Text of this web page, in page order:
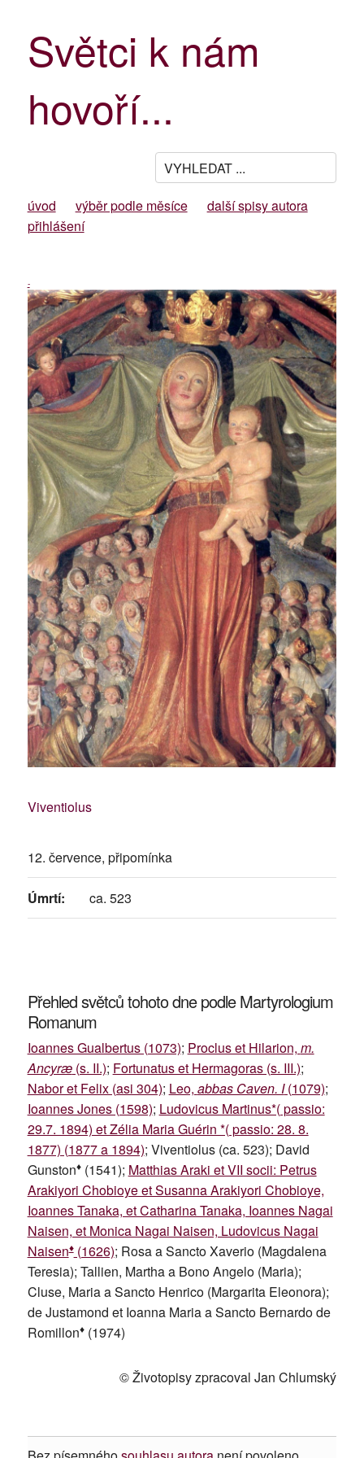
Světci k nám
hovoří...
úvod výběr podle měsíce
další spisy autora
přihlášení
-
Viventiolus
12. července, připomínka
Úmrtí: ca. 523
Přehled světců tohoto dne podle Martyrologium
Romanum
Ioannes Gualbertus (1073); Proclus et Hilarion, m.
Ancyræ(s. II.); Fortunatus et Hermagoras (s. III.);
Nabor et Felix (asi 304); Leo, abbas Caven. I(1079);
Ioannes Jones (1598); Ludovicus Martinus*( passio:
29.7. 1894) et Zélia Maria Guérin *( passio: 28. 8.
1877) (1877 a 1894); Viventiolus (ca. 523); David
Gunston♦(1541); Matthias Araki et VII socii: Petrus
Arakiyori Chobioye et Susanna Arakiyori Chobioye,
Ioannes Tanaka, et Catharina Tanaka, Ioannes Nagai
Naisen, et Monica Nagai Naisen, Ludovicus Nagai
Naisen♦(1626); Rosa a Sancto Xaverio (Magdalena
Teresia); Tallien, Martha a Bono Angelo (Maria);
Cluse, Maria a Sancto Henrico (Margarita Eleonora);
de Justamond et Ioanna Maria a Sancto Bernardo de
Romillon♦(1974)
© Životopisy zpracoval Jan Chlumský